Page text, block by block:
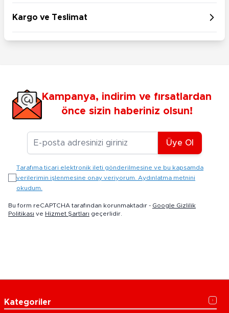
Kargo ve Teslimat
Kampanya, indirim ve fırsatlardan
önce sizin haberiniz olsun!
E-posta Adresiniz
Üye Ol
Tarafıma ticari elektronik ileti gönderilmesine ve bu kapsamda
verilerimin işlenmesine onay veriyorum. Aydınlatma metnini
okudum.
Bu form reCAPTCHA tarafından korunmaktadır - Google Gizlilik
Politikası ve Hizmet Şartları geçerlidir.
Kategoriler